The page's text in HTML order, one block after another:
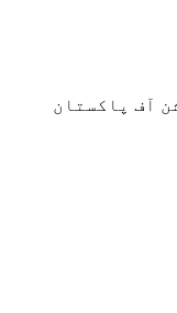
آف پاکستان